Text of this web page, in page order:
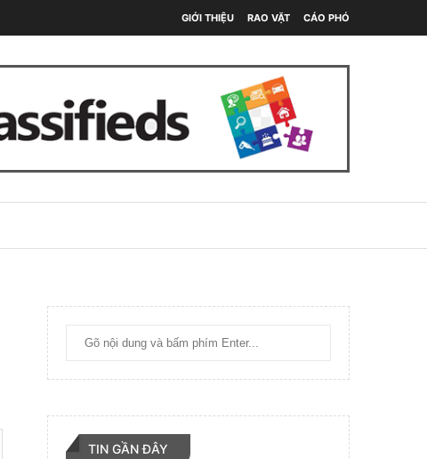
GIỚI THIỆU RAO VẶT CÁO PHÓ
TIN GẦN ĐÂY